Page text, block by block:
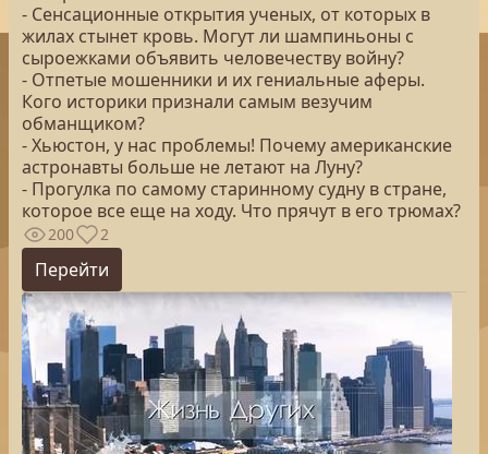
- Сенсационные открытия ученых, от которых в
жилах стынет кровь. Могут ли шампиньоны с
сыроежками объявить человечеству войну?
- Отпетые мошенники и их гениальные аферы.
Кого историки признали самым везучим
обманщиком?
- Хьюстон, у нас проблемы! Почему американские
астронавты больше не летают на Луну?
- Прогулка по самому старинному судну в стране,
которое все еще на ходу. Что прячут в его трюмах?
200 2
Перейти